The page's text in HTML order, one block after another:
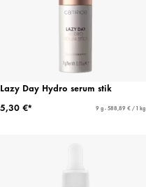
Lazy Day Hydro serum stik
5,30 €*
9 g - 588,89 € / 1 kg